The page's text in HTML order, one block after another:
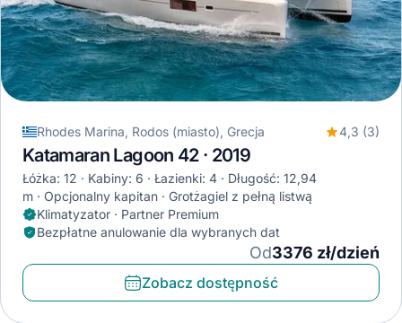
Rhodes Marina, Rodos (miasto), Grecja 4,3 (3)
Katamaran Lagoon 42 · 2019
Łóżka: 12 Kabiny: 6 Łazienki: 4
Długość: 12,94
m
Opcjonalny kapitan
Grotżagiel z pełną listwą
Klimatyzator · Partner Premium
Bezpłatne anulowanie dla wybranych dat
Od3376 zł/dzień
Zobacz dostępność